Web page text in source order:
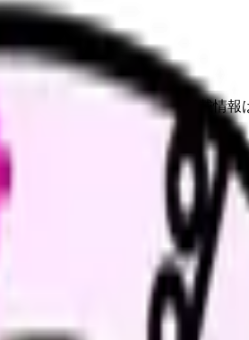
せ導線を設置しています。掲載情